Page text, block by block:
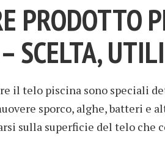
PRODOTTO
SCELTA,
il telo piscina sono speciali
sporco, alghe, batteri e
sulla superficie del telo che